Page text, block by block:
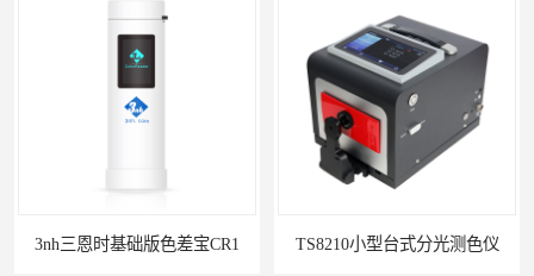
3nh三恩时基础版色差宝CR1 TS8210小型台式分光测色仪